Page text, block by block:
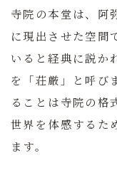
寺院の本堂は、阿
に現出させた空間
いると経典に説か
を「荘厳」と呼び
ることは寺院の格
世界を体感するた
ます。